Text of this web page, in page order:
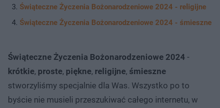
Świąteczne Życzenia Bożonarodzeniowe 2024 - religijne
Świąteczne Życzenia Bożonarodzeniowe 2024 - śmieszne
Świąteczne Życzenia Bożonarodzeniowe 2024 -
krótkie, proste, piękne, religijne, śmieszne
stworzyliśmy specjalnie dla Was. Wszystko po to
byście nie musieli przeszukiwać całego internetu, w